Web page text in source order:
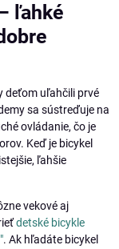
ľahké
deťom uľahčili prvé
sa sústreďuje na
ovládanie, čo je
Keď je bicykel
ľahšie
vekové aj
detské bicykle
. Ak hľadáte bicykel